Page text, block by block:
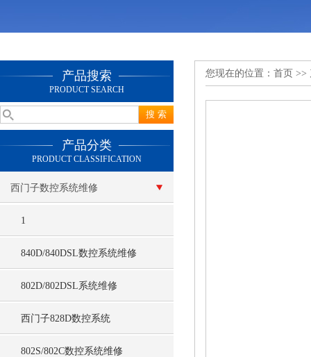
产品搜索
PRODUCT SEARCH
产品分类
PRODUCT CLASSIFICATION
西门子数控系统维修
1
840D/840DSL数控系统维修
802D/802DSL系统维修
西门子828D数控系统
802S/802C数控系统维修
您现在的位置： 首页 >>